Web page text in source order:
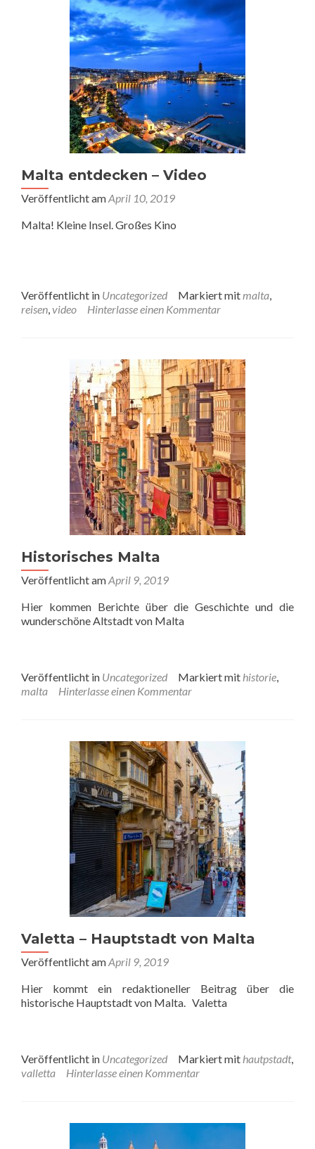
Malta entdecken – Video
Veröffentlicht amApril 10, 2019
Malta! Kleine Insel. Großes Kino
Veröffentlicht in Uncategorized Markiert mitmalta,
reisen,video Hinterlasse einen Kommentar
Historisches Malta
Veröffentlicht amApril 9, 2019
Hier kommen Berichte über die Geschichte und die
wunderschöne Altstadt von Malta
Veröffentlicht in Uncategorized Markiert mit historie,
malta
Hinterlasse einen Kommentar
Valetta – Hauptstadt von Malta
Veröffentlicht amApril 9, 2019
Hier kommt ein redaktioneller Beitrag über die
historische Hauptstadt von Malta. Valetta
Veröffentlicht in Uncategorized Markiert mit hautpstadt,
valletta
Hinterlasse einen Kommentar